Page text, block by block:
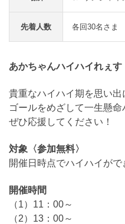
先着人数 各回30名さま
あかちゃんハイハイれぇす
貴重なハイハイ期を思い出
ゴールをめざして一生懸
ぜひ応援してください！
対象〈参加無料〉
開催日時点でハイハイが
開催時間
（1）11：00～
（2）13：00～